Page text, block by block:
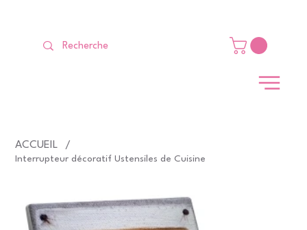
ACCUEIL /
Interrupteur décoratif Ustensiles de Cuisine